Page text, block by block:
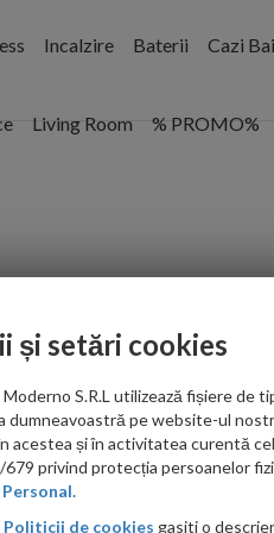
Incalzire Baterii Cazi
Living Room % PROMO%
și setări cookies
Moderno S.R.L utilizează fișiere de
dumneavoastră pe website-ul
acestea și în activitatea curentă
679 privind protecția persoanelor
Politicii de cookies gasiti o